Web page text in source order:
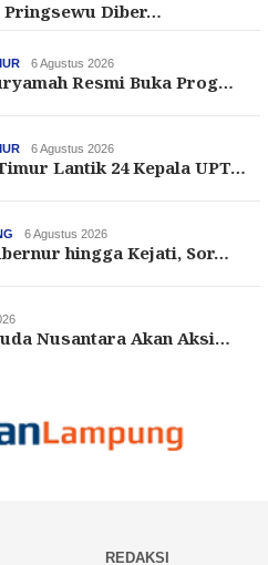
Pringsewu Diber…
6 Agustus 2026
Resmi Buka Prog…
6 Agustus 2026
Lantik 24 Kepala UPT…
6 Agustus 2026
hingga Kejati, Sor…
Nusantara Akan Aksi…
REDAKSI